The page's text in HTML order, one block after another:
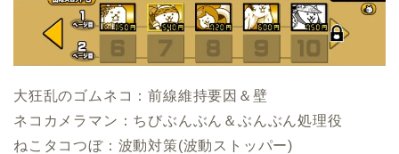
大狂乱のゴムネコ：前線維持要因＆壁
ネコカメラマン：ちびぶんぶん＆ぶんぶん処理役
ねこタコつぼ：波動対策(波動ストッパー)